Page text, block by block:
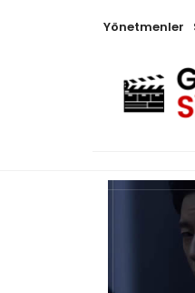
Yönetmenler